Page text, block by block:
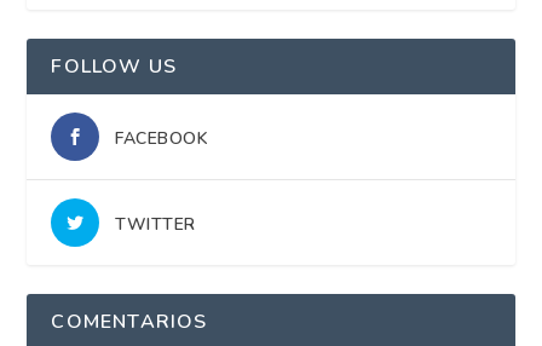
FOLLOW US
FACEBOOK
TWITTER
COMENTARIOS